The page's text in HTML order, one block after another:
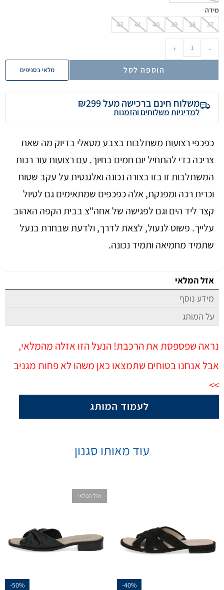
מידה
37
38
39
40
41
42
-
+
הוספה לסל מלאי בסניפים
משלוח חינם ברכישה מעל ₪299
למדיניות משלוחים והזמנות
כפכפי רצועות משתלבות בצבע מטאלי בדיוק מה שאת
צריכה כדי להתחיל יום חמים בחיוך. עם רצועות עור רכות
המשתלבות זו בזו בצורה נכונה ואלגנטית על עקב שטוח
וכרית רכה ומפנקת, אלה כפכפים שמתאימים גם לטיול
קצר ליד הים וגם לפגישה של אחה"צ בבית הקפה האהוב
עלייך. פשוט לנעול, לצאת לדרך, ולדעת שבחרת בנעל
שתמיד מחמיאה ותמיד נכונה.
אזל המלאי
מידע נוסף
על המותג
נראה שפספסת את הרכבת! הנעל הזו אזלה מהמלאי,
אבל אנחנו בטוחים שתמצאו כאן משהו לא פחות מגניב
>>
עוד מאותו סגנון
-40%
-50%
אזל המלאי